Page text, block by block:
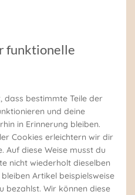
funktionelle
dass bestimmte Teile der
und deine
in Erinnerung bleiben.
Cookies erleichtern wir dir
Auf diese Weise musst du
nicht wiederholt dieselben
Artikel beispielsweise
bezahlst. Wir können diese